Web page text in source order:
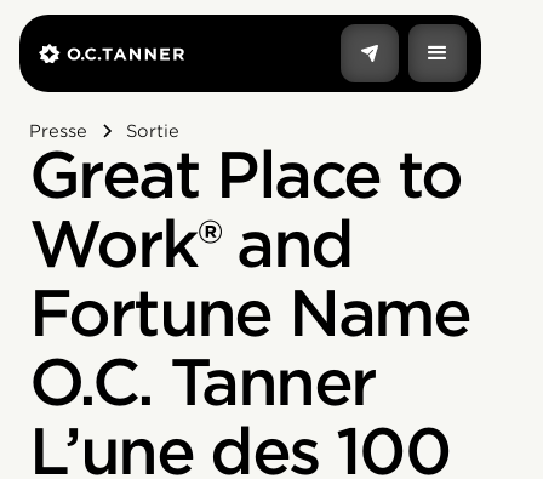
Presse Sortie
Great Place to
Work® and
Fortune Name
O.C. Tanner
L’une des 100